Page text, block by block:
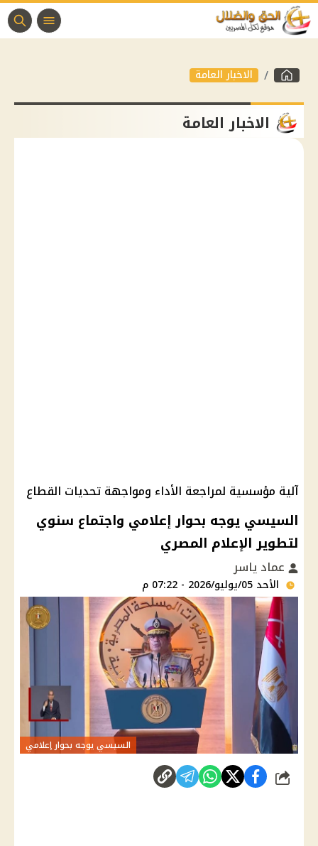
الاخبار العامة
الاخبار العامة
آلية مؤسسية لمراجعة الأداء ومواجهة تحديات القطاع
السيسي يوجه بحوار إعلامي واجتماع سنوي
لتطوير الإعلام المصري
عماد ياسر
الأحد 05/يوليو/2026 - 07:22 م
السيسي يوجه بحوار إعلامي
شارك